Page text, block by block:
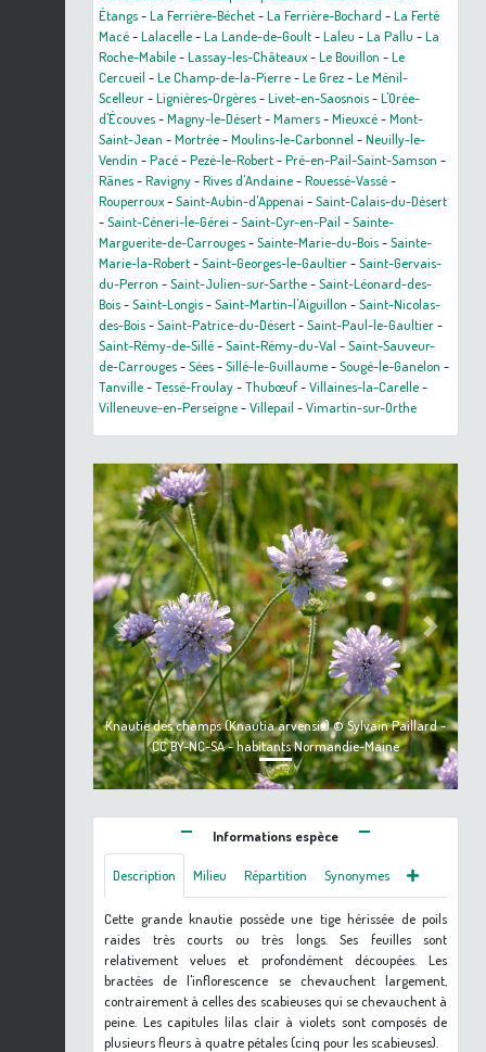
Étangs-La Ferrière-Béchet-La Ferrière-Bochard -La Ferté
Macé-Lalacelle-La Lande-de-Goult-Laleu -La Pallu -La
Roche-Mabile-Lassay-les-Châteaux-Le Bouillon -Le
Cercueil -Le Champ-de-la-Pierre-Le Grez-Le Ménil-
Scelleur-Lignières-Orgères-Livet-en-Saosnois-L'Orée-
d'Écouves-Magny-le-Désert-Mamers-Mieuxcé-Mont-
Saint-Jean -Mortrée-Moulins-le-Carbonnel -Neuilly-le-
Vendin -Pacé-Pezé-le-Robert-Pré-en-Pail-Saint-Samson -
Rânes-Ravigny-Rives d'Andaine-Rouessé-Vassé-
Rouperroux-Saint-Aubin-d'Appenai -Saint-Calais-du-Désert
-Saint-Céneri-le-Gérei -Saint-Cyr-en-Pail -Sainte-
Marguerite-de-Carrouges-Sainte-Marie-du-Bois-Sainte-
Marie-la-Robert-Saint-Georges-le-Gaultier-Saint-Gervais-
du-Perron -Saint-Julien-sur-Sarthe-Saint-Léonard-des-
Bois-Saint-Longis-Saint-Martin-l'Aiguillon -Saint-Nicolas-
des-Bois-Saint-Patrice-du-Désert-Saint-Paul-le-Gaultier-
Saint-Rémy-de-Sillé-Saint-Rémy-du-Val -Saint-Sauveur-
de-Carrouges-Sées-Sillé-le-Guillaume-Sougé-le-Ganelon -
Tanville-Tessé-Froulay-Thubœuf-Villaines-la-Carelle-
Villeneuve-en-Perseigne-Villepail -Vimartin-sur-Orthe
Knautie des champs (Knautia arvensis) © Sylvain Paillard -
CC BY-NC-SA - habitants Normandie-Maine
Previous Next
Informations espèce
Description Milieu Répartition Synonymes
Cette grande knautie possède une tige hérissée de poils
raides très courts ou très longs. Ses feuilles sont
relativement velues et profondément découpées. Les
bractées de l'inflorescence se chevauchent largement,
contrairement à celles des scabieuses qui se chevauchent à
peine. Les capitules lilas clair à violets sont composés de
plusieurs fleurs à quatre pétales (cinq pour les scabieuses).